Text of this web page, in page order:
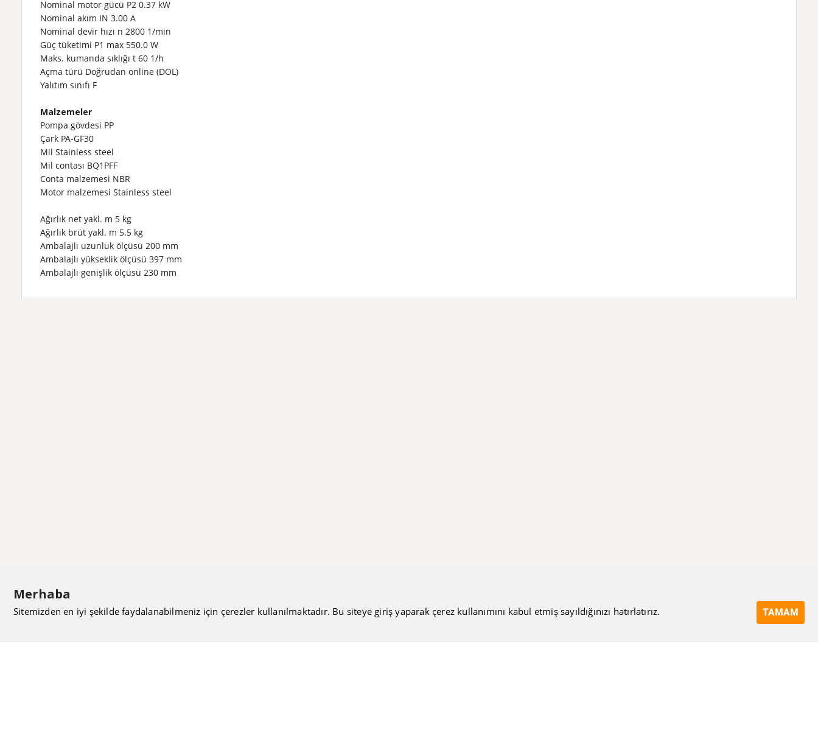
Nominal motor gücü P2 0.37 kW
Nominal akım IN 3.00 A
Nominal devir hızı n 2800 1/min
Güç tüketimi P1 max 550.0 W
Maks. kumanda sıklığı t 60 1/h
Açma türü Doğrudan online (DOL)
Yalıtım sınıfı F
Malzemeler
Pompa gövdesi PP
Çark PA-GF30
Mil Stainless steel
Mil contası BQ1PFF
Conta malzemesi NBR
Motor malzemesi Stainless steel
Ağırlık net yakl. m 5 kg
Ağırlık brüt yakl. m 5.5 kg
Ambalajlı uzunluk ölçüsü 200 mm
Ambalajlı yükseklik ölçüsü 397 mm
Ambalajlı genişlik ölçüsü 230 mm
Merhaba
Sitemizden en iyi şekilde faydalanabilmeniz için çerezler kullanılmaktadır. Bu siteye giriş yaparak çerez kullanımını kabul etmiş sayıldığınızı hatırlatırız. TAMAM